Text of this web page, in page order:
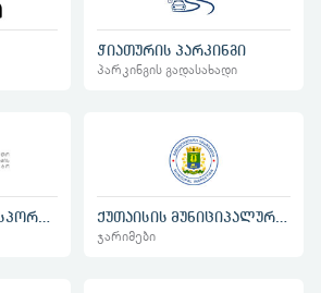
ჭიათურის პარკინგი
პარკინგის გადასახადი
ჯარიმები